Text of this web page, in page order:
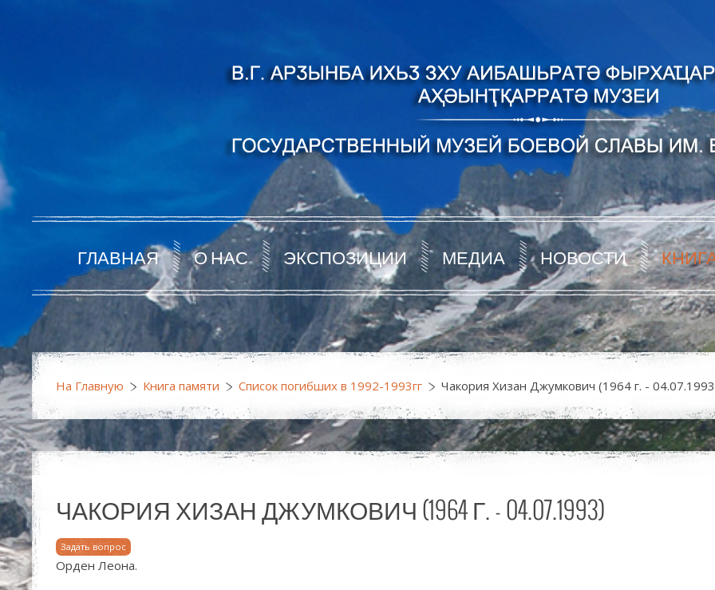
ГЛАВНАЯ О НАС ЭКСПОЗИЦИИ МЕДИА НОВОСТИ
На Главную Книга памяти Список погибших в 1992-1993гг Чакория Хизан Джумкович (1964 г. -
ЧАКОРИЯ ХИЗАН ДЖУМКОВИЧ (1964 Г. - 04.07.1993)
Задать вопрос
Орден Леона.